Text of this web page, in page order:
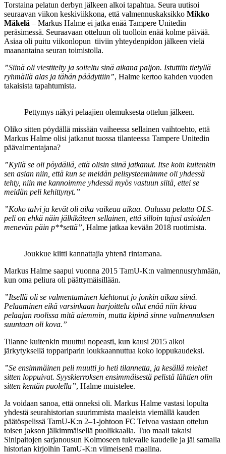
Torstaina pelatun derbyn jälkeen alkoi tapahtua. Seura uutisoi
seuraavan viikon keskiviikkona, että valmennuskaksikko Mikko
Mäkelä – Markus Halme ei jatka enää Tampere Unitedin
peräsimessä. Seuraavaan otteluun oli tuolloin enää kolme päivää.
Asiaa oli puitu viikonlopun tiiviin yhteydenpidon jälkeen vielä
maanantaina seuran toimistolla.
”Siinä oli viestitelty ja soiteltu sinä aikana paljon. Istuttiin tietyllä
ryhmällä alas ja tähän päädyttiin”, Halme kertoo kahden vuoden
takaisista tapahtumista.
Pettymys näkyi pelaajien olemuksesta ottelun jälkeen.
Oliko sitten pöydällä missään vaiheessa sellainen vaihtoehto, että
Markus Halme olisi jatkanut tuossa tilanteessa Tampere Unitedin
päävalmentajana?
”Kyllä se oli pöydällä, että olisin siinä jatkanut. Itse koin kuitenkin
sen asian niin, että kun se meidän pelisysteemimme oli yhdessä
tehty, niin me kannoimme yhdessä myös vastuun siitä, ettei se
meidän peli kehittynyt.”
”Koko talvi ja kevät oli aika vaikeaa aikaa. Oulussa pelattu OLS-
peli on ehkä näin jälkikäteen sellainen, että silloin tajusi asioiden
menevän päin p**settä”, Halme jatkaa kevään 2018 ruotimista.
Joukkue kiitti kannattajia yhtenä rintamana.
Markus Halme saapui vuonna 2015 TamU-K:n valmennusryhmään,
kun oma peliura oli päättymäisillään.
”Itsellä oli se valmentaminen kiehtonut jo jonkin aikaa siinä.
Pelaaminen eikä varsinkaan harjoittelu ollut enää niin kivaa
pelaajan roolissa mitä aiemmin, mutta kipinä sinne valmennuksen
suuntaan oli kova.”
Tilanne kuitenkin muuttui nopeasti, kun kausi 2015 alkoi
järkytyksellä toppariparin loukkaannuttua koko loppukaudeksi.
”Se ensimmäinen peli muutti jo heti tilannetta, ja kesällä miehet
sitten loppuivat. Syyskierroksen ensimmäisestä pelistä lähtien olin
sitten kentän puolella”, Halme muistelee.
Ja voidaan sanoa, että onneksi oli. Markus Halme vastasi lopulta
yhdestä seurahistorian suurimmista maaleista viemällä kauden
päätöspelissä TamU-K:n 2–1-johtoon FC Teivoa vastaan ottelun
toisen jakson jälkimmäisellä puolikkaalla. Tuo maali takaisi
Sinipaitojen sarjanousun Kolmoseen tulevalle kaudelle ja jäi samalla
historian kirjoihin TamU-K:n viimeisenä maalina.